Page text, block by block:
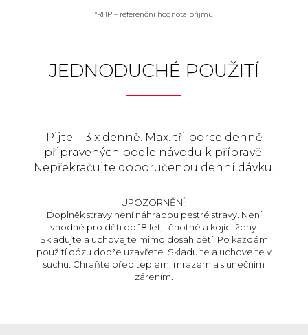
*RHP – referenční hodnota příjmu
JEDNODUCHÉ POUŽITÍ
Pijte 1–3 x denně. Max. tři porce denně
připravených podle návodu k přípravě.
Nepřekračujte doporučenou denní dávku.
UPOZORNĚNÍ:
Doplněk stravy není náhradou pestré stravy. Není
vhodné pro děti do 18 let, těhotné a kojící ženy.
Skladujte a uchovejte mimo dosah dětí. Po každém
použití dózu dobře uzavřete. Skladujte a uchovejte v
suchu. Chraňte před teplem, mrazem a slunečním
zářením.